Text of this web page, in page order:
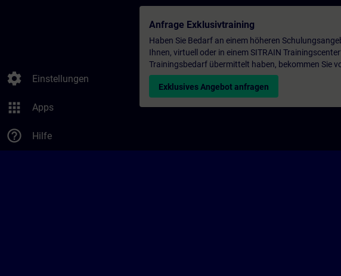
settings Einstellungen
apps Apps
help_outline Hilfe
Anfrage Exklusivtraining
Haben Sie Bedarf an einem höheren
Ihnen, virtuell oder in einem SITRAIN
Trainingsbedarf übermittelt haben, bekommen Sie
Exklusives Angebot anfragen